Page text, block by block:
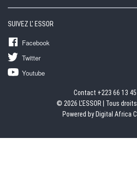
SUIVEZ L' ESSOR
Facebook
Twitter
Youtube
Contact +223 66 13
© 2026 L'ESSOR | Tous
Powered by Digital Africa